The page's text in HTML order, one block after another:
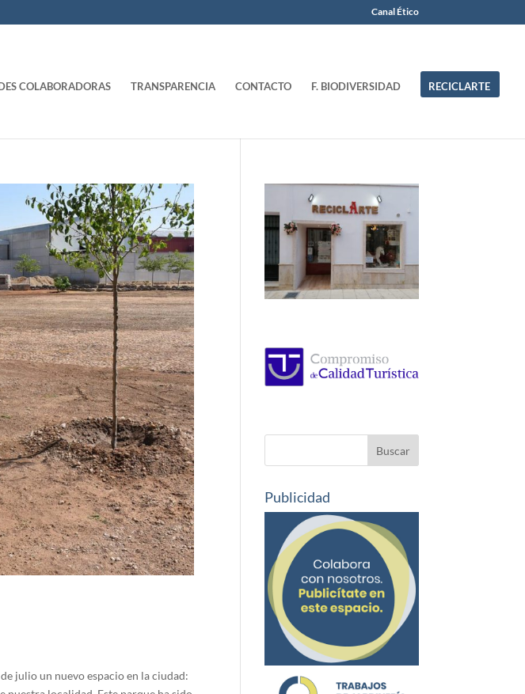
Canal Ético
COLABORADORAS TRANSPARENCIA CONTACTO F. BIODIVERSIDAD RECICLARTE
julio un nuevo espacio en la ciudad:
Publicidad